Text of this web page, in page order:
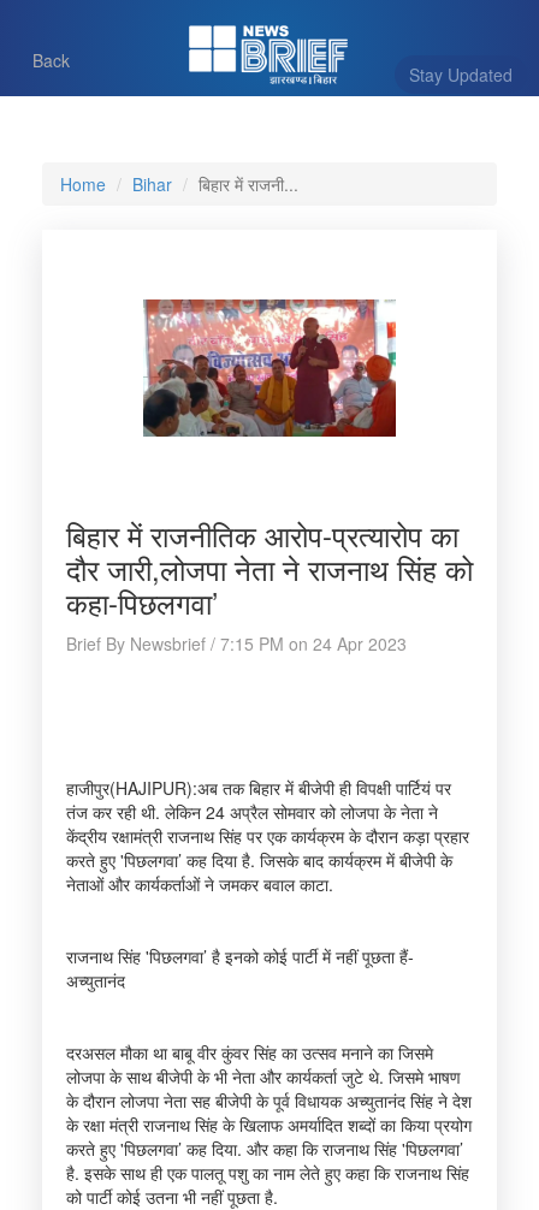
Stay Updated
Back
Home Bihar बिहार में राजनी...
बिहार में राजनीतिक आरोप-प्रत्यारोप का
दौर जारी,लोजपा नेता ने राजनाथ सिंह को
कहा-पिछलगवा’
Brief By Newsbrief / 7:15 PM on 24 Apr 2023
हाजीपुर(HAJIPUR):अब तक बिहार में बीजेपी ही विपक्षी पार्टियं पर
तंज कर रही थी. लेकिन 24 अप्रैल सोमवार को लोजपा के नेता ने
केंद्रीय रक्षामंत्री राजनाथ सिंह पर एक कार्यक्रम के दौरान कड़ा प्रहार
करते हुए 'पिछलगवा’ कह दिया है. जिसके बाद कार्यक्रम में बीजेपी के
नेताओं और कार्यकर्ताओं ने जमकर बवाल काटा.
राजनाथ सिंह 'पिछलगवा’ है इनको कोई पार्टी में नहीं पूछता हैं-
अच्युतानंद
दरअसल मौका था बाबू वीर कुंवर सिंह का उत्सव मनाने का जिसमे
लोजपा के साथ बीजेपी के भी नेता और कार्यकर्ता जुटे थे. जिसमे भाषण
के दौरान लोजपा नेता सह बीजेपी के पूर्व विधायक अच्युतानंद सिंह ने देश
के रक्षा मंत्री राजनाथ सिंह के खिलाफ अमर्यादित शब्दों का किया प्रयोग
करते हुए 'पिछलगवा’ कह दिया. और कहा कि राजनाथ सिंह 'पिछलगवा’
है. इसके साथ ही एक पालतू पशु का नाम लेते हुए कहा कि राजनाथ सिंह
को पार्टी कोई उतना भी नहीं पूछता है.